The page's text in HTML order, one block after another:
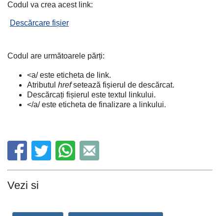
Codul va crea acest link:
Descărcare fișier
Codul are următoarele părți:
<a/ este eticheta de link.
Atributul hrefsetează fișierul de descărcat.
Descărcați fișierul este textul linkului.
</a/ este eticheta de finalizare a linkului.
Vezi si